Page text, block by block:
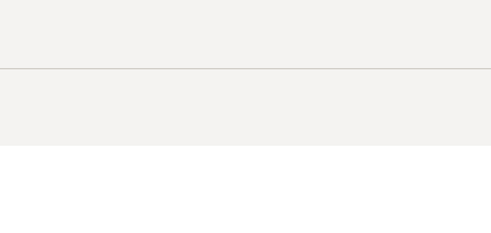
對 Testo 的多個濕度感測器進行了測試，即使沒